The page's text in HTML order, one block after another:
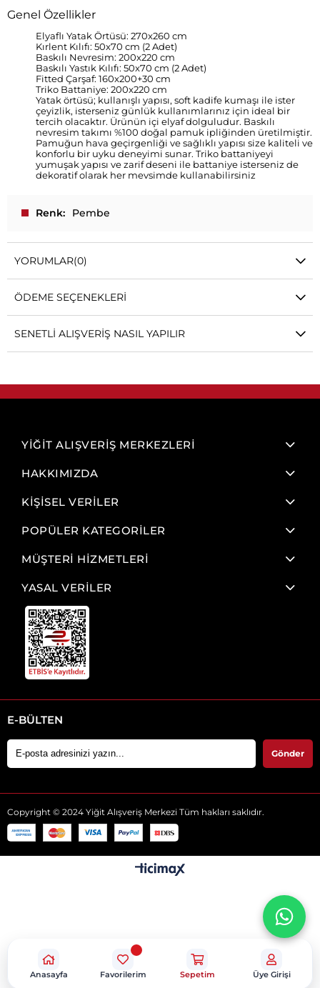
Genel Özellikler
Elyaflı Yatak Örtüsü: 270x260 cm
Kırlent Kılıfı: 50x70 cm (2 Adet)
Baskılı Nevresim: 200x220 cm
Baskılı Yastık Kılıfı: 50x70 cm (2 Adet)
Fitted Çarşaf: 160x200+30 cm
Triko Battaniye: 200x220 cm
Yatak örtüsü; kullanışlı yapısı, soft kadife kumaşı ile ister
çeyizlik, isterseniz günlük kullanımlarınız için ideal bir
tercih olacaktır. Ürünün içi elyaf dolguludur. Baskılı
nevresim takımı %100 doğal pamuk ipliğinden üretilmiştir.
Pamuğun hava geçirgenliği ve sağlıklı yapısı size kaliteli ve
konforlu bir uyku deneyimi sunar. Triko battaniyeyi
yumuşak yapısı ve zarif deseni ile battaniye isterseniz de
dekoratif olarak her mevsimde kullanabilirsiniz
Renk Pembe
YORUMLAR(0)
ÖDEME SEÇENEKLERI
SENETLI ALIŞVERIŞ NASIL YAPILIR
YİĞİT ALIŞVERİŞ MERKEZLERİ
HAKKIMIZDA
KİŞİSEL VERİLER
POPÜLER KATEGORİLER
MÜŞTERİ HİZMETLERİ
YASAL VERİLER
E-BÜLTEN
Gönder
Copyright © 2024 Yiğit Alışveriş Merkezi Tüm hakları saklıdır.
Anasayfa Favorilerim Sepetim Üye Girişi